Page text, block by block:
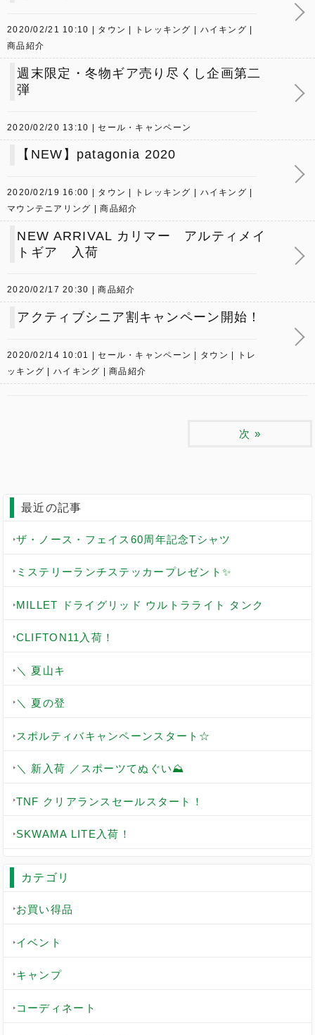
2020/02/21 10:10 タウン トレッキング
ハイキング
商品紹介
週末限定・冬物ギア売り尽くし企画第二
弾
2020/02/20 13:10 セール・キャンペーン
【NEW】patagonia 2020
2020/02/19 16:00 タウン トレッキング
ハイキング
マウンテニアリング
商品紹介
NEW ARRIVAL カリマー アルティメイ
トギア 入荷
2020/02/17 20:30 商品紹介
アクティブシニア割キャンペーン開始！
2020/02/14 10:01 セール・キャンペーン タウン
トレ
ッキング
ハイキング 商品紹介
次 »
最近の記事
ザ・ノース・フェイス60周年記念Tシャツ
ミステリーランチステッカープレゼント✨
MILLET ドライグリッド ウルトラライト タンク
CLIFTON11入荷！
＼ 夏山キ
＼ 夏の登
スポルティバキャンペーンスタート☆
＼ 新入荷 ／スポーツてぬぐい⛰️
TNF クリアランスセールスタート！
SKWAMA LITE入荷！
カテゴリ
お買い得品
イベント
キャンプ
コーディネート